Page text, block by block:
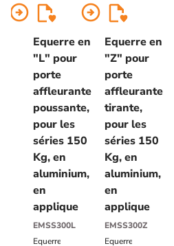
arrow_circle_right
Equerre en
"L" pour
porte
affleurante
poussante,
pour les
séries 150
Kg, en
aluminium,
en
applique
EMSS300L
Equerre
arrow_circle_right
Equerre en
"Z" pour
porte
affleurante
tirante,
pour les
séries 150
Kg, en
aluminium,
en
applique
EMSS300Z
Equerre